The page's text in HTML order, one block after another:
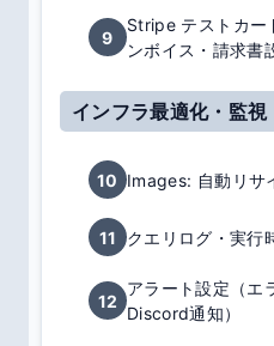
9
Stripe テストカー
ンボイス・請求書
インフラ最適化・監視
10 Images: 自動リサ
11 クエリログ・実行
12
アラート設定（エ
Discord通知）